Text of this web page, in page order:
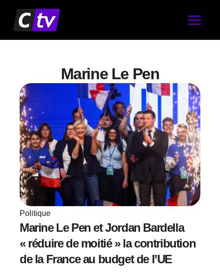
contenu
Marine Le Pen
Politique
Marine Le Pen et Jordan Bardella
« réduire de moitié » la contribution
de la France au budget de l’UE